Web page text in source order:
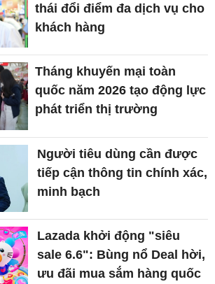
thái đổi điểm đa dịch vụ cho
khách hàng
Tháng khuyến mại toàn
quốc năm 2026 tạo động lực
phát triển thị trường
Người tiêu dùng cần được
tiếp cận thông tin chính xác,
minh bạch
Lazada khởi động "siêu
sale 6.6": Bùng nổ Deal hời,
ưu đãi mua sắm hàng quốc